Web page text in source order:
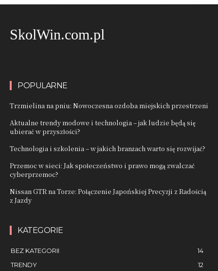
SkolWin.com.pl
POPULARNE
Trzmielina na pniu: Nowoczesna ozdoba miejskich przestrzeni
Aktualne trendy modowe i technologia – jak ludzie będą się
ubierać w przyszłości?
Technologia i szkolenia – w jakich branżach warto się rozwijać?
Przemoc w sieci: Jak społeczeństwo i prawo mogą zwalczać
cyberprzemoc?
Nissan GTR na Torze: Połączenie Japońskiej Precyzji z Radością
z Jazdy
KATEGORIE
BEZ KATEGORII
14
TRENDY
12